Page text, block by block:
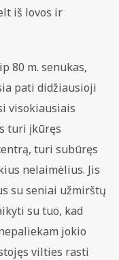
iš lovos ir
80 m. senukas,
pati didžiausioji
visokiausiais
turi įkūręs
turi subūręs
nelaimėlius. Jis
su seniai užmirštų
su tuo, kad
jokio
vilties rasti